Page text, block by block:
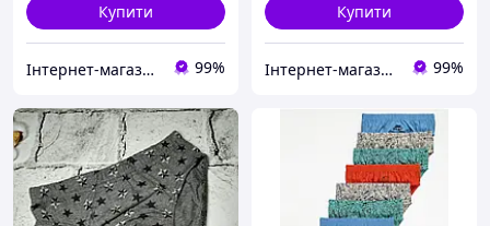
Купити
Інтернет-магазин EASY CHOICE - подарунки, декор для свят 99%
Купити
Інтернет-магазин EASY CHOICE - подарунки, декор для свят 99%